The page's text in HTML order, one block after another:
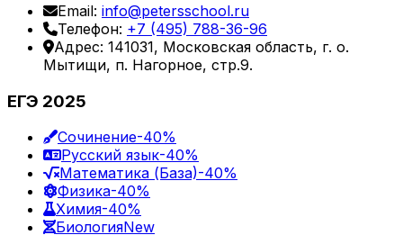
Email: info@petersschool.ru
Телефон: +7 (495) 788-36-96
Адрес: 141031, Московская область, г. о.
Мытищи, п. Нагорное, стр.9.
ЕГЭ 2025
Сочинение-40%
Русский язык-40%
Математика (База)-40%
Физика-40%
Химия-40%
БиологияNew